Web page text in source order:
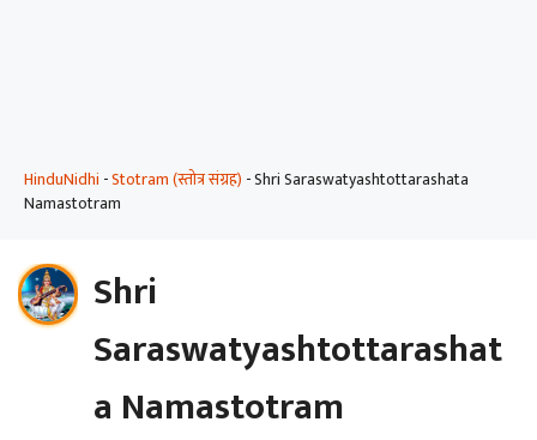
HinduNidhi -Stotram (स्तोत्र संग्रह) -Shri Saraswatyashtottarashata
Namastotram
Shri
Saraswatyashtottarashat
a Namastotram